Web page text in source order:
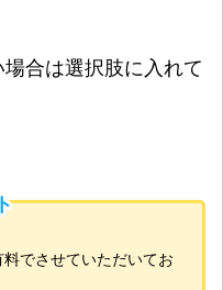
合は選択肢に入れて
でさせていただいてお